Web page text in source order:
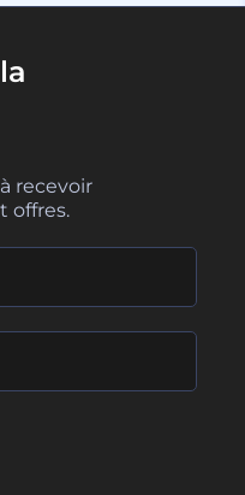
recevoir
offres.